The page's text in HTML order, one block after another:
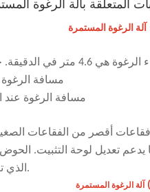
المتعلقة بآلة الرغوة
آلة الرغوة المستمرة
مسافة الرغوة عند
مسافة الرغوة عند الخوض: [((108-
فقاعات أقصر من الفقاعات
يدعم تعديل لوحة التثبيت.
الذي تبقى فيه المادة الخام في حوض الفائض.
آلة الرغوة المستمرة